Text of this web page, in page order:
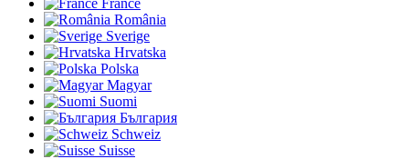
France
România
Sverige
Hrvatska
Polska
Magyar
Suomi
България
Schweiz
Suisse